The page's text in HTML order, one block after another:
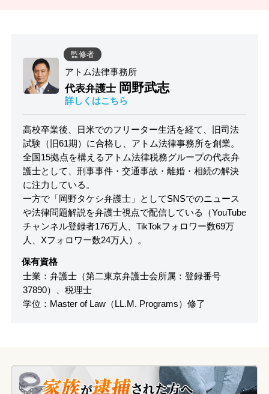
監修者
アトム法律事務所
代表弁護士 岡野武志
詳しくはこちら
高校卒業後、日米でのフリーター生活を経て、旧司法
試験（旧61期）に合格し、アトム法律事務所を創業。
全国15拠点を構えるアトム法律税務グループの代表弁
護士として、刑事事件・交通事故・離婚・相続の解決
に注力している。
一方で「岡野タケシ弁護士」としてSNSでのニュース
や法律問題解説を弁護士視点で配信している（YouTube
チャンネル登録者176万人、TikTokフォロワー数69万
人、Xフォロワー数24万人）。
保有資格
士業：弁護士（第二東京弁護士会所属：登録番号
37890）、税理士
学位：Master of Law（LL.M. Programs）修了